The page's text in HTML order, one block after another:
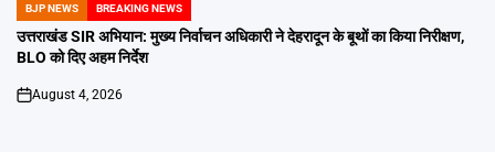
POSTED
IN
BJP NEWS BREAKING NEWS
उत्तराखंड SIR अभियान: मुख्य निर्वाचन अधिकारी ने देहरादून के बूथों का किया निरीक्षण,
BLO को दिए अहम निर्देश
on
August 4, 2026